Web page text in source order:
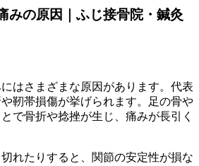
みの原因｜ふじ接骨院・鍼灸
はさまざまな原因があります。代表
靭帯損傷が挙げられます。足の骨や
で骨折や捻挫が生じ、痛みが長引く
れたりすると、関節の安定性が損な